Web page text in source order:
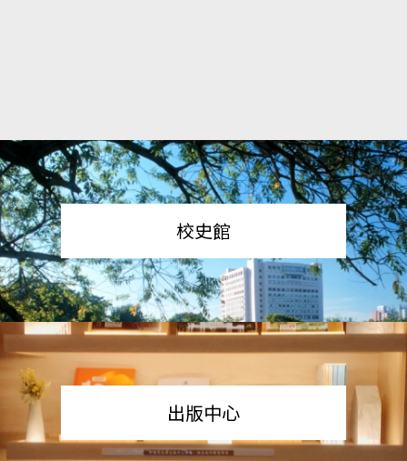
校史館
出版中心